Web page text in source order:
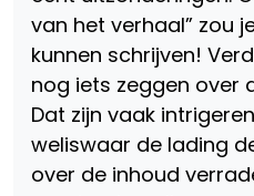
van het verhaal” zou
kunnen schrijven!
nog iets zeggen over
Dat zijn vaak
weliswaar de lading
over de inhoud